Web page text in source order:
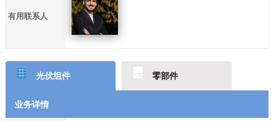
有用联系人
光伏组件 零部件
业务详情